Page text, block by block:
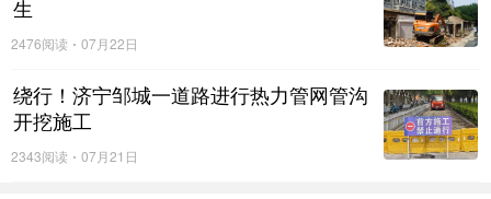
生
2476阅读 07月22日
绕行！济宁邹城一道路进行热力管网管沟
开挖施工
2343阅读 07月21日